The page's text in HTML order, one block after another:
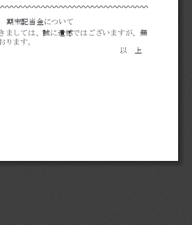
期末配当金について
ましては、誠に遺憾ではございますが、無
ります。
以 上